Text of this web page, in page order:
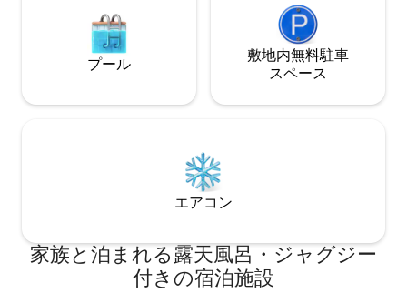
プール
敷地内無料駐⁠車
ス⁠ペ⁠ー⁠ス
エアコン
家族と泊まれる露天風呂・ジャグジー
付きの宿泊施設